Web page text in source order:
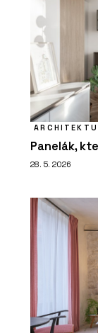
Panelák,
28. 5. 2026